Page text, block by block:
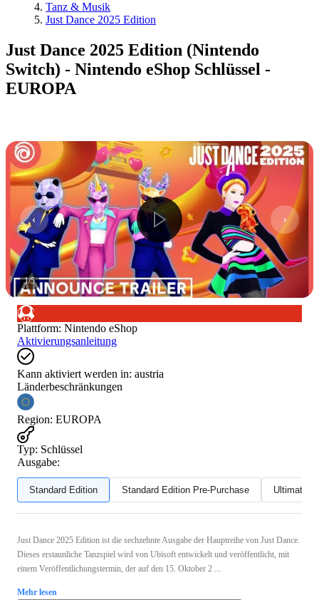
Tanz & Musik
Just Dance 2025 Edition
Just Dance 2025 Edition (Nintendo
Switch) - Nintendo eShop Schlüssel -
EUROPA
1/5
Plattform: Nintendo eShop
Aktivierungsanleitung
Kann aktiviert werden in: austria
Länderbeschränkungen
Region: EUROPA
Typ: Schlüssel
Ausgabe:
Standard Edition Standard Edition Pre-Purchase Ultimate
Just Dance 2025 Edition ist die sechzehnte Ausgabe der Hauptreihe von Just Dance.
Dieses erstaunliche Tanzspiel wird von Ubisoft entwickelt und veröffentlicht, mit
einem Veröffentlichungstermin, der auf den 15. Oktober 2 ...
Mehr lesen